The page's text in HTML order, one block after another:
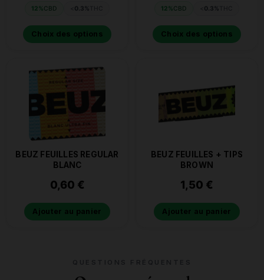
12%CBD 0.3%
Choix des options
12%CBD 0.3%
Choix des options
BEUZ FEUILLES REGULAR
BLANC
0,60 €
Ajouter au panier
BEUZ FEUILLES + TIPS
BROWN
1,50 €
Ajouter au panier